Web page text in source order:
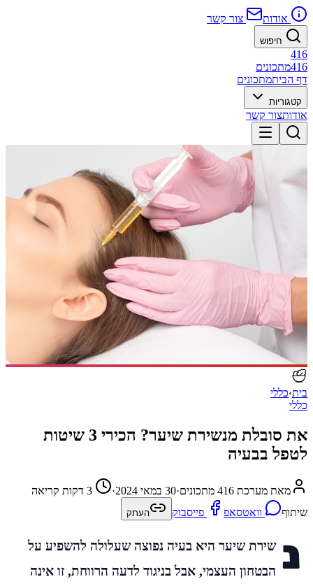
אודות צור קשר
חיפוש
416
416מתכונים
דף הביתמתכונים
קטגוריות
אודותצור קשר
בית›כללי
כללי
את סובלת מנשירת שיער? הכירי 3 שיטות
לטפל בבעיה
מאת מערכת 416 מתכונים ·30 במאי 2024 ·
3 דקות קריאה
שיתוף
וואטסאפ פייסבוק העתק
נ שירת שיער היא בעיה נפוצה שעלולה להשפיע על
הבטחון העצמי, אבל בניגוד לדעה הרווחת, זו אינה